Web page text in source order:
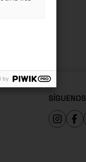
SÍGUENOS
by